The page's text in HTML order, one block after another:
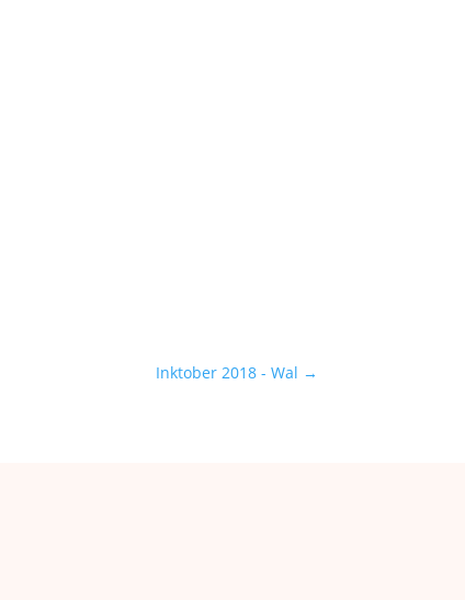
Inktober 2018 - Wal →